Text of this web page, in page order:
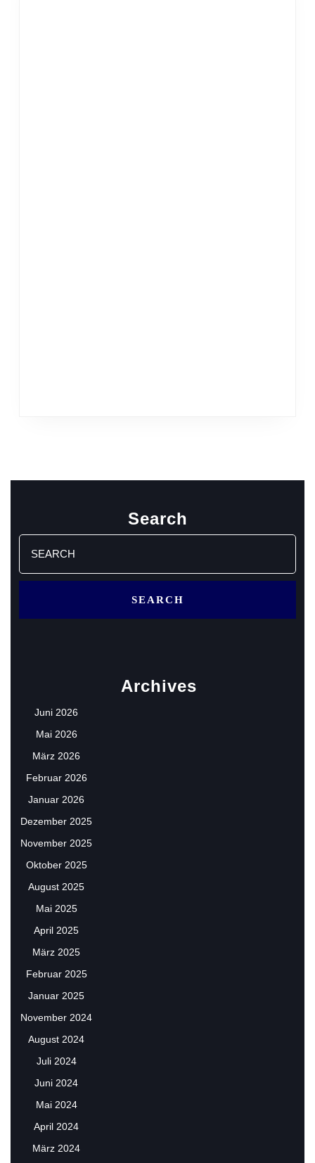
Search
Search
for:
Archives
Juni 2026
Mai 2026
März 2026
Februar 2026
Januar 2026
Dezember 2025
November 2025
Oktober 2025
August 2025
Mai 2025
April 2025
März 2025
Februar 2025
Januar 2025
November 2024
August 2024
Juli 2024
Juni 2024
Mai 2024
April 2024
März 2024